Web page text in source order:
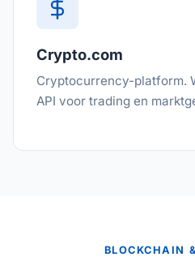
Crypto.com
Cryptocurrency-platform.
API voor trading en
BLOCKCHAIN